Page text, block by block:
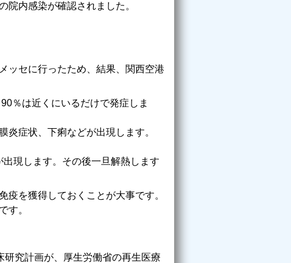
院内感染が確認されました。
ッセに行ったため、結果、関西空港
％は近くにいるだけで発症しま
症状、下痢などが出現します。
現します。その後一旦解熱します
を獲得しておくことが大事です。
す。
究計画が、厚生労働省の再生医療